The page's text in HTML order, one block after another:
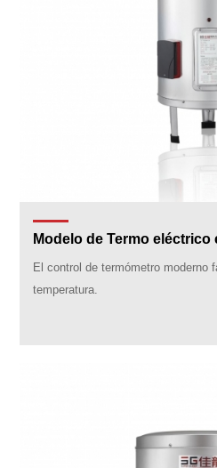
Modelo de Termo eléctrico
El control de termómetro moderno
temperatura.